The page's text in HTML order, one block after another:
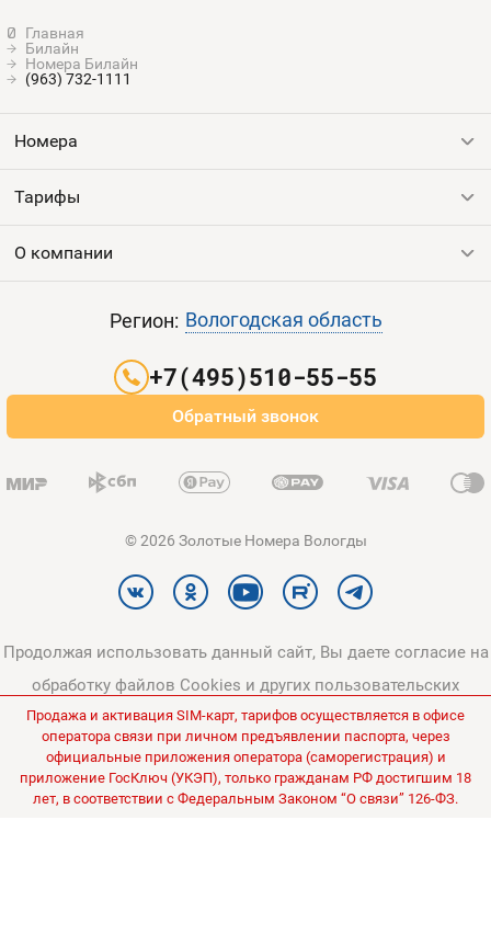
Билайн
Номера Билайн
(963) 732-1111
Номера
Все номера
Тарифы
Выгодные тарифы
О компании
Оплата и доставка
Регион: Вологодская область
+7(495)510-55-55
Обратный звонок
© 2026 Золотые Номера Вологды
Продолжая использовать данный сайт, Вы даете согласие на
обработку файлов Cookies и других пользовательских
данных, в соответствии сПолитикой конфиденциальности
Политикой в отношении обработки персональных данных
Все цены на сайте указаны без НДС.
Продажа и активация SIM-карт, тарифов осуществляется в офисе
оператора связи при личном предъявлении паспорта, через
официальные приложения оператора (саморегистрация) и
приложение ГосКлюч (УКЭП), только гражданам РФ достигшим 18
лет, в соответствии с Федеральным Законом “О связи” 126-ФЗ.